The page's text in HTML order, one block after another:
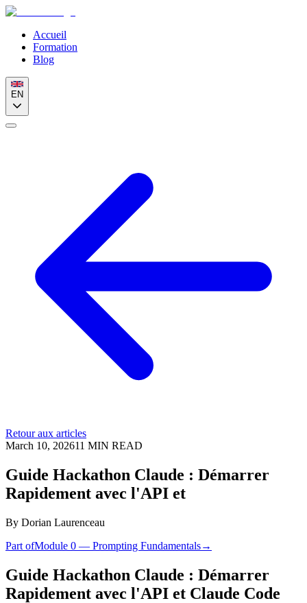
Accueil
Formation
Blog
EN
Retour aux articles
March 10, 202611 MIN READ
Guide Hackathon Claude : Démarrer
Rapidement avec l'API et
By Dorian Laurenceau
Part ofModule 0 — Prompting Fundamentals→
Guide Hackathon Claude : Démarrer
Rapidement avec l'API et Claude Code